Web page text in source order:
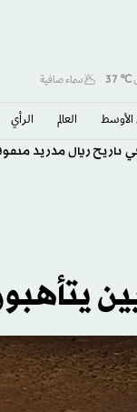
℃
37 سماء صافية
الأوسط​ العالم الرأي
ريال مدريد